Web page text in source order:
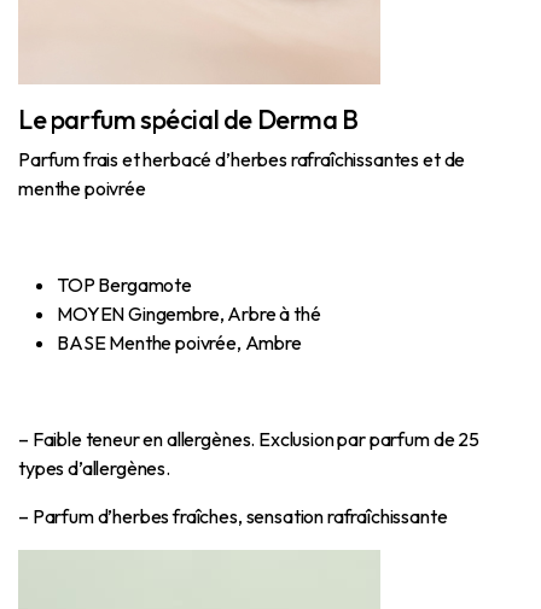
Le parfum spécial de Derma B
Parfum frais et herbacé d’herbes rafraîchissantes et de
menthe poivrée
TOP Bergamote
MOYENGingembre, Arbre à thé
BASEMenthe poivrée, Ambre
– Faible teneur en allergènes. Exclusion par parfum de 25
types d’allergènes.
– Parfum d’herbes fraîches, sensation rafraîchissante